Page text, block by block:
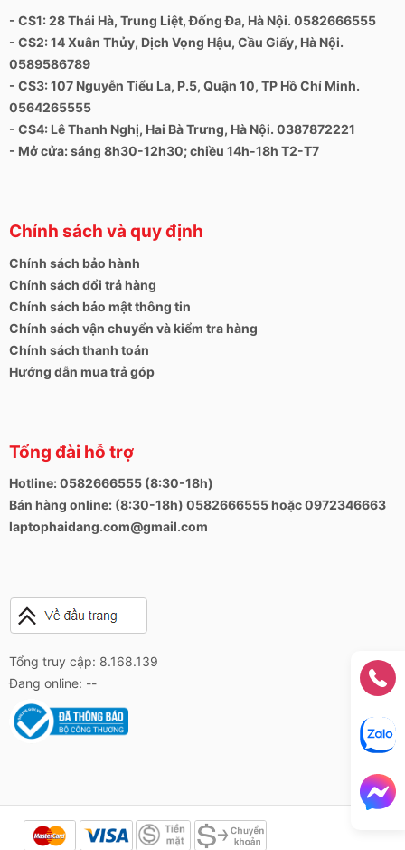
- CS1: 28 Thái Hà, Trung Liệt, Đống Đa, Hà Nội. 0582666555
- CS2: 14 Xuân Thủy, Dịch Vọng Hậu, Cầu Giấy, Hà Nội.
0589586789
- CS3: 107 Nguyễn Tiểu La, P.5, Quận 10, TP Hồ Chí Minh.
0564265555
- CS4: Lê Thanh Nghị, Hai Bà Trưng, Hà Nội. 0387872221
- Mở cửa: sáng 8h30-12h30; chiều 14h-18h T2-T7
Chính sách và quy định
Chính sách bảo hành
Chính sách đổi trả hàng
Chính sách bảo mật thông tin
Chính sách vận chuyển và kiểm tra hàng
Chính sách thanh toán
Hướng dẫn mua trả góp
Tổng đài hỗ trợ
Hotline: 0582666555 (8:30-18h)
Bán hàng online: (8:30-18h) 0582666555 hoặc 0972346663
laptophaidang.com@gmail.com
Tổng truy cập: 8.168.139
Đang online: --